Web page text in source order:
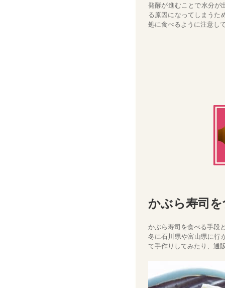
発酵が進むことで水分が
る原因になってしまうた
処に食べるように注意し
かぶら寿司
かぶら寿司を食べる手段
冬に石川県や富山県に行
て手作りしてみたり、通